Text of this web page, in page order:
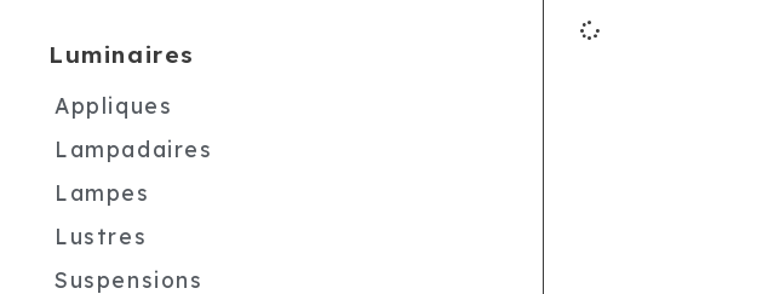
Luminaires
Appliques
Lampadaires
Lampes
Lustres
Suspensions